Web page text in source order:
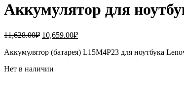
Аккумулятор для
11,628.00₽ Первоначальная
составляла
10,659.00₽Текущая
10,659.00₽.
Аккумулятор (батарея) L15M4P23 для ноутбука
Нет в наличии